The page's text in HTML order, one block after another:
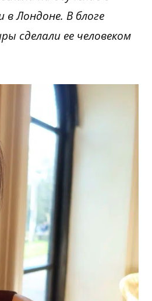
Лондоне. В блоге
сделали ее человеком